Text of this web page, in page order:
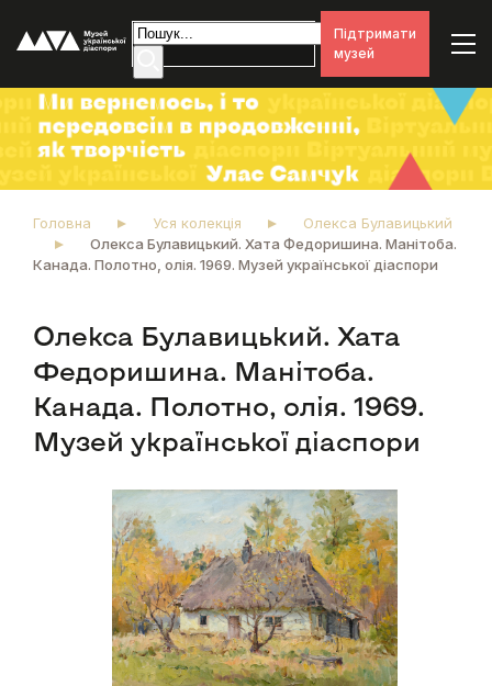
Підтримати
музей
Головна Уся колекція
Олекса Булавицький
Олекса Булавицький. Хата Федоришина. Манітоба.
Канада. Полотно, олія. 1969. Музей української діаспори
Олекса Булавицький. Хата
Федоришина. Манітоба.
Канада. Полотно, олія. 1969.
Музей української діаспори